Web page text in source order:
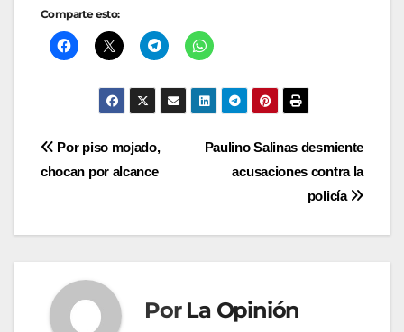
Comparte esto:
Navegación
entradas
Paulino Salinas desmiente
acusaciones contra la
policía
Por piso mojado,
chocan por alcance
Por La Opinión